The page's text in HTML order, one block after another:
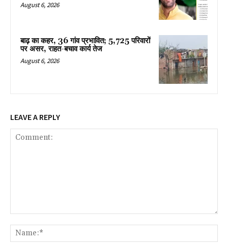
August 6, 2026
बाढ़ का कहर, 36 गांव प्रभावित; 5,725 परिवारों
पर असर, राहत-बचाव कार्य तेज
August 6, 2026
LEAVE A REPLY